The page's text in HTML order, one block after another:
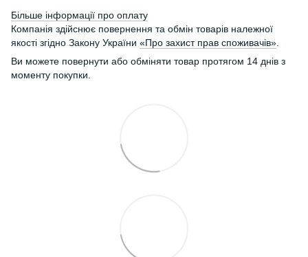
Більше інформації про оплату
Компанія здійснює повернення та обмін товарів належної
якості згідно Закону України «Про захист прав споживачів».
Ви можете повернути або обміняти товар протягом 14 днів з
моменту покупки.